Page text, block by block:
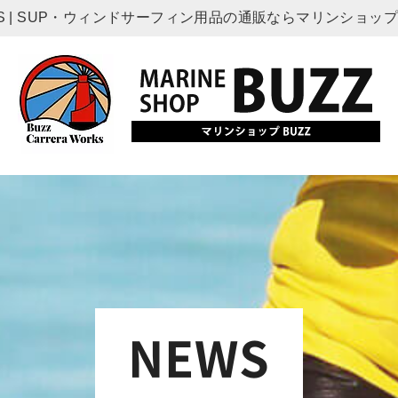
| SUP・ウィンドサーフィン用品の通販ならマリンショッ
NEWS